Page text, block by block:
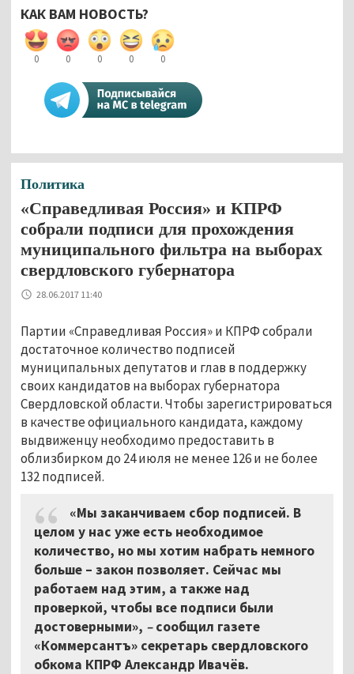
КАК ВАМ НОВОСТЬ?
0 0 0 0 0
Политика
«Справедливая Россия» и КПРФ
собрали подписи для прохождения
муниципального фильтра на выборах
свердловского губернатора
28.06.2017 11:40
Партии «Справедливая Россия» и КПРФ собрали
достаточное количество подписей
муниципальных депутатов и глав в поддержку
своих кандидатов на выборах губернатора
Свердловской области. Чтобы зарегистрироваться
в качестве официального кандидата, каждому
выдвиженцу необходимо предоставить в
облизбирком до 24 июля не менее 126 и не более
132 подписей.
«Мы заканчиваем сбор подписей. В
целом у нас уже есть необходимое
количество, но мы хотим набрать немного
больше – закон позволяет. Сейчас мы
работаем над этим, а также над
проверкой, чтобы все подписи были
достоверными», –сообщил газете
«Коммерсантъ» секретарь свердловского
обкома КПРФ Александр Ивачёв.